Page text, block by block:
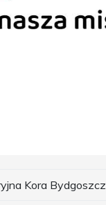
Kora Bydgoszcz